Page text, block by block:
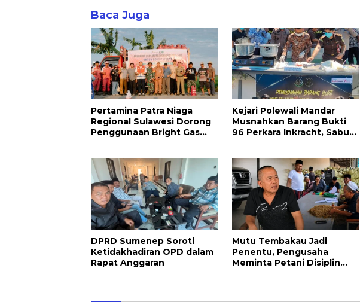
Baca Juga
Pertamina Patra Niaga
Regional Sulawesi Dorong
Penggunaan Bright Gas
Kejari Polewali Mandar
Musnahkan Barang Bukti
96 Perkara Inkracht, Sabu
DPRD Sumenep Soroti
Ketidakhadiran OPD dalam
Rapat Anggaran
Mutu Tembakau Jadi
Penentu, Pengusaha
Meminta Petani Disiplin